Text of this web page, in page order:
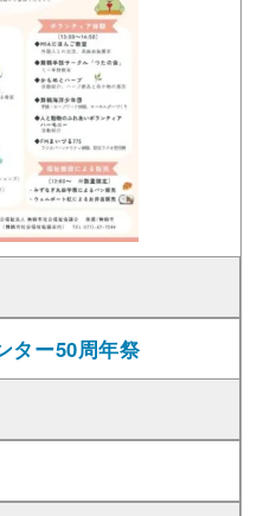
ター50周年祭